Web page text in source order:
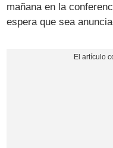
mañana en la
espera que sea